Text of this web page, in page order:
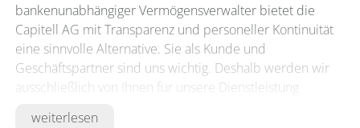
bankenunabhängiger Vermögensverwalter bietet die
Capitell AG mit Transparenz und personeller Kontinuität
eine sinnvolle Alternative. Sie als Kunde und
Geschäftspartner sind uns wichtig. Deshalb werden wir
ausschließlich von Ihnen für unsere Dienstleistung
weiterlesen